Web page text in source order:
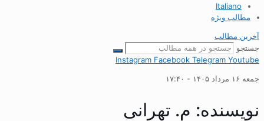
Italiano
مطالب ویژه
آخرین مطالب
جستجو
Instagram Facebook Telegram Youtube
جمعه ۱۶ مرداد ۱۴۰۵ - ۱۷:۴۰
نویسنده: م. تهرانی